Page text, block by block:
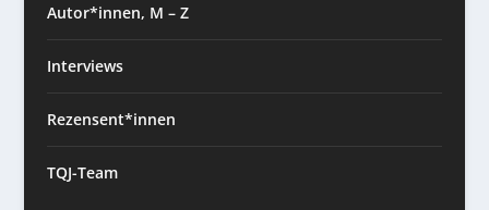
Autor*innen, M – Z
Interviews
Rezensent*innen
TQJ-Team